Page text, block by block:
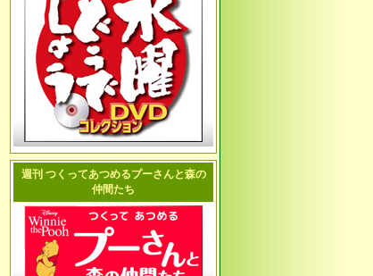
週刊 つくってあつめるプーさんと森の
仲間たち